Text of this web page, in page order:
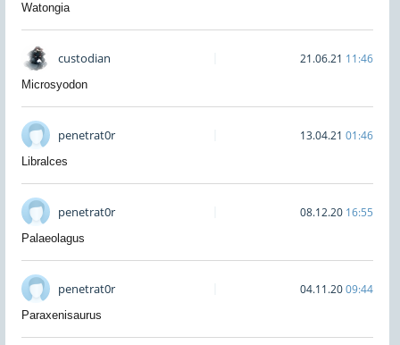
Watongia
custodian 21.06.21 11:46
Microsyodon
penetrat0r 13.04.21 01:46
Libralces
penetrat0r 08.12.20 16:55
Palaeolagus
penetrat0r 04.11.2009:44
Paraxenisaurus